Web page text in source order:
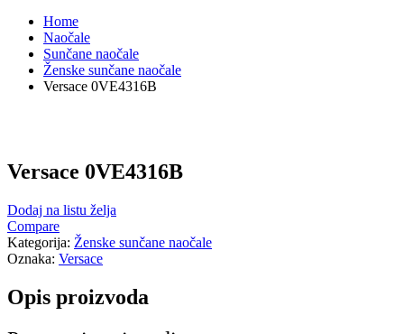
Home
Naočale
Sunčane naočale
Ženske sunčane naočale
Versace 0VE4316B
Versace 0VE4316B
Dodaj na listu želja
Compare
Kategorija: Ženske sunčane naočale
Oznaka: Versace
Opis proizvoda